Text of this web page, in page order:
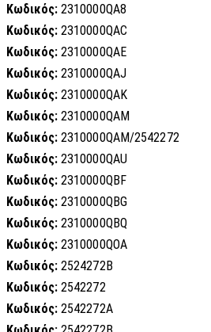
Κωδικός: 2310000QA8
Κωδικός: 2310000QAC
Κωδικός: 2310000QAE
Κωδικός: 2310000QAJ
Κωδικός: 2310000QAK
Κωδικός: 2310000QAM
Κωδικός: 2310000QAM/2542272
Κωδικός: 2310000QAU
Κωδικός: 2310000QBF
Κωδικός: 2310000QBG
Κωδικός: 2310000QBQ
Κωδικός: 2310000QOA
Κωδικός: 2524272B
Κωδικός: 2542272
Κωδικός: 2542272A